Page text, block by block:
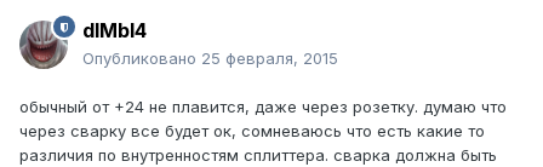
dIMbI4
Опубликовано 25 февраля, 2015
обычный от +24 не плавится, даже через розетку. думаю что
через сварку все будет ок, сомневаюсь что есть какие то
различия по внутренностям сплиттера. сварка должна быть